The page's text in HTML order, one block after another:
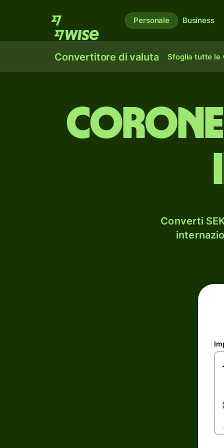
Personale Business
Convertitore di valuta Sfoglia tutte le
corone
Converti